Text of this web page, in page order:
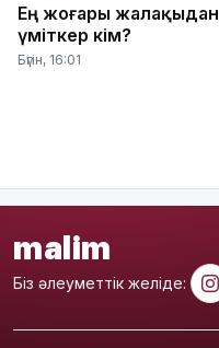
Ең жоғары жалақыдан
үміткер кім?
Бүгін, 16:01
malim
Біз әлеуметтік желіде: